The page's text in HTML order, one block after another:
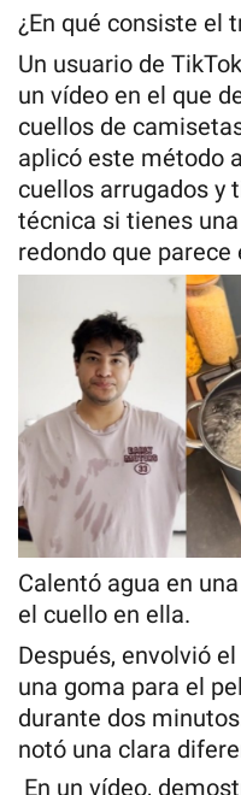
¿En qué consiste el
Un usuario de
un vídeo en el que
cuellos de
aplicó este método
cuellos arrugados y
técnica si tienes
redondo que parece
Calentó agua en
el cuello en ella.
Después, envolvió
una goma para el
durante dos
notó una clara
En un vídeo,